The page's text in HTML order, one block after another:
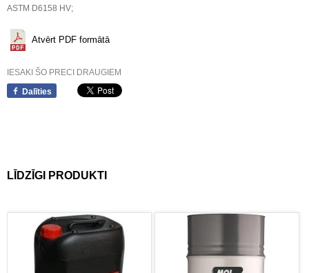
ASTM D6158 HV;
Atvērt PDF formātā
IESAKI ŠO PRECI DRAUGIEM
Dalīties
LĪDZĪGI PRODUKTI